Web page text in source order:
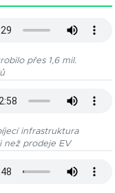
přes 1,6 mil.
infrastruktura
než prodeje EV